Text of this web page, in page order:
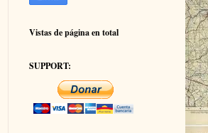
Vistas de página en total
SUPPORT: